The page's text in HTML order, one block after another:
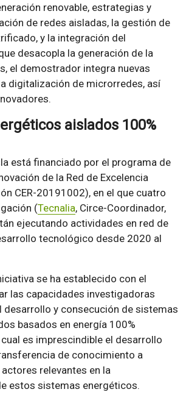
renovable, estrategias y
de redes aisladas, la gestión de
y la integración del
desacopla la generación de la
el demostrador integra nuevas
digitalización de microrredes, así
aislados 100%
está financiado por el programa de
de la Red de Excelencia
CER-20191002), en el que cuatro
(Tecnalia, Circe-Coordinador,
ejecutando actividades en red de
tecnológico desde 2020 al
se ha establecido con el
las capacidades investigadoras
desarrollo y consecución de sistemas
basados en energía 100%
es imprescindible el desarrollo
de conocimiento a
relevantes en la
estos sistemas energéticos.